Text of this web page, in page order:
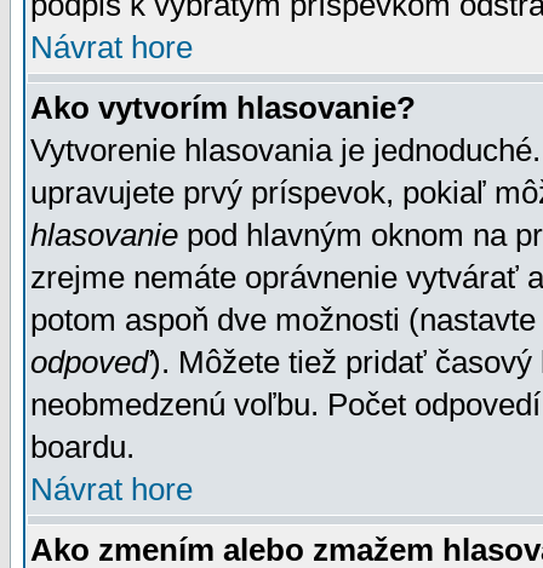
Návrat hore
Ako vytvorím hlasovanie?
Vytvorenie hlasovania je
upravujete prvý príspevok, pokiaľ
hlasovanie pod hlavným oknom na
zrejme nemáte oprávnenie vytvárať
potom aspoň dve možnosti
odpoveď). Môžete tiež pridať
neobmedzenú voľbu. Počet
boardu.
Návrat hore
Ako zmením alebo zmažem